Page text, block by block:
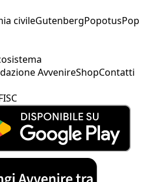
civileGutenbergPopotusPop
AvvenireShopContatti